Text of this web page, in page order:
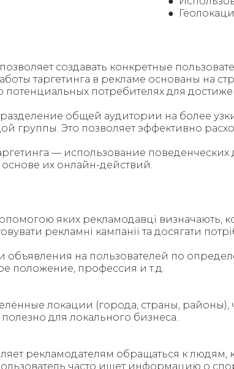
●
создавать конкретные
таргетинга в рекламе основаны на
потребителях для
общей аудитории на более
группы. Это позволяет эффективно
— использование поведенческих
их онлайн-действий.
яких рекламодавці визначають,
рекламні кампанії та досягати
объявления на пользователей по
положение, профессия и т.д.
локации (города, страны, районы),
для локального бизнеса.
рекламодателям обращаться к
часто ищет информацию о